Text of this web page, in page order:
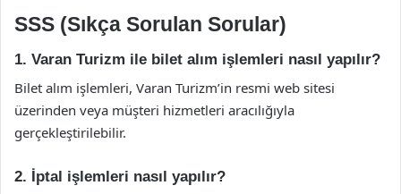
SSS (Sıkça Sorulan Sorular)
1. Varan Turizm ile bilet alım işlemleri nasıl yapılır?
Bilet alım işlemleri, Varan Turizm’in resmi web sitesi
üzerinden veya müşteri hizmetleri aracılığıyla
gerçekleştirilebilir.
2. İptal işlemleri nasıl yapılır?